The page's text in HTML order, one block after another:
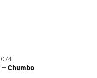
Chumbo